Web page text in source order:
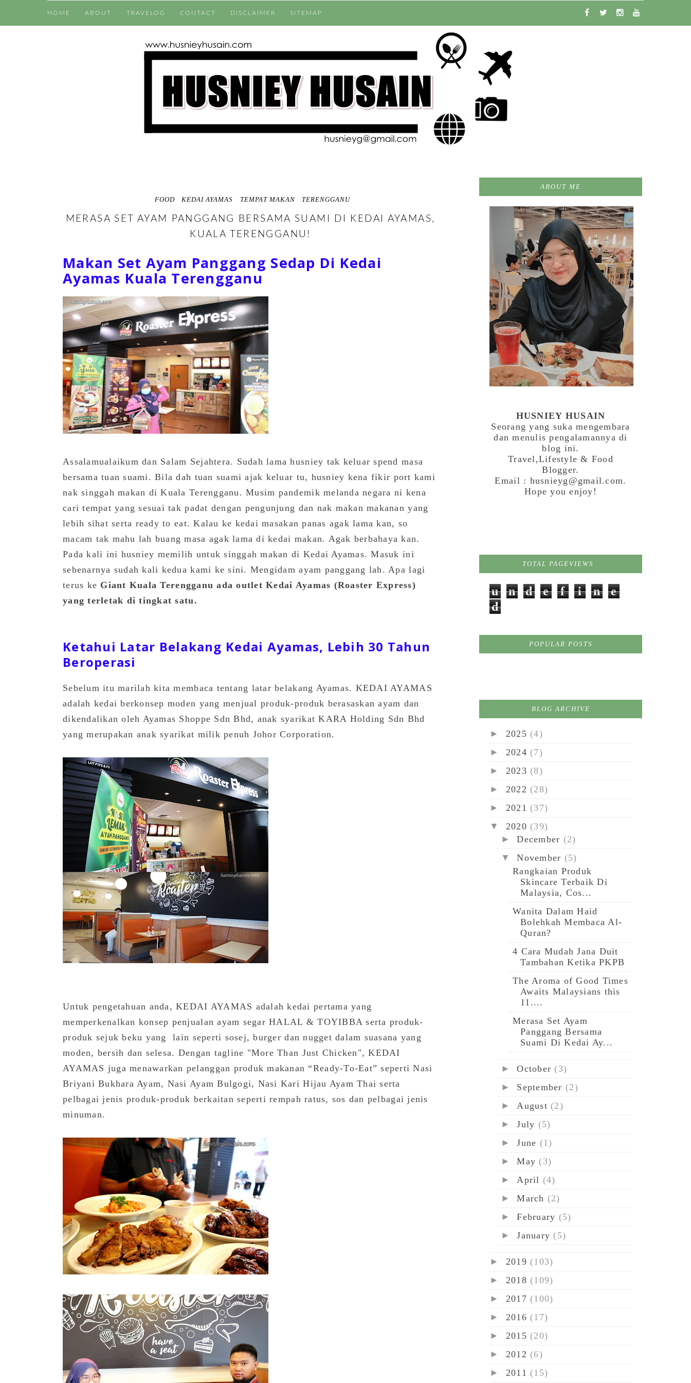
HOME ABOUT TRAVELOG CONTACT DISCLAIMER SITEMAP
FOOD KEDAI AYAMAS TEMPAT MAKAN TERENGGANU
MERASA SET AYAM PANGGANG BERSAMA SUAMI DI KEDAI AYAMAS,
KUALA TERENGGANU!
Makan Set Ayam Panggang Sedap Di Kedai
Ayamas Kuala Terengganu
Assalamualaikum dan Salam Sejahtera. Sudah lama husniey tak keluar spend masa
bersama tuan suami. Bila dah tuan suami ajak keluar tu, husniey kena fikir port kami
nak singgah makan di Kuala Terengganu. Musim pandemik melanda negara ni kena
cari tempat yang sesuai tak padat dengan pengunjung dan nak makan makanan yang
lebih sihat serta ready to eat. Kalau ke kedai masakan panas agak lama kan, so
macam tak mahu lah buang masa agak lama di kedai makan. Agak berbahaya kan.
Pada kali ini husniey memilih untuk singgah makan di Kedai Ayamas. Masuk ini
sebenarnya sudah kali kedua kami ke sini. Mengidam ayam panggang lah. Apa lagi
terus ke Giant Kuala Terengganu ada outlet Kedai Ayamas (Roaster Express)
yang terletak di tingkat satu.
Ketahui Latar Belakang Kedai Ayamas, Lebih 30 Tahun
Beroperasi
Sebelum itu marilah kita membaca tentang latar belakang Ayamas. KEDAI AYAMAS
adalah kedai berkonsep moden yang menjual produk-produk berasaskan ayam dan
dikendalikan oleh Ayamas Shoppe Sdn Bhd, anak syarikat KARA Holding Sdn Bhd
yang merupakan anak syarikat milik penuh Johor Corporation.
Untuk pengetahuan anda, KEDAI AYAMAS adalah kedai pertama yang
memperkenalkan konsep penjualan ayam segar HALAL & TOYIBBA serta produk-
produk sejuk beku yang lain seperti sosej, burger dan nugget dalam suasana yang
moden, bersih dan selesa. Dengan tagline "More Than Just Chicken", KEDAI
AYAMAS juga menawarkan pelanggan produk makanan “Ready-To-Eat” seperti Nasi
Briyani Bukhara Ayam, Nasi Ayam Bulgogi, Nasi Kari Hijau Ayam Thai serta
pelbagai jenis produk-produk berkaitan seperti rempah ratus, sos dan pelbagai jenis
minuman.
ABOUT ME
HUSNIEY HUSAIN
Seorang yang suka mengembara
dan menulis pengalamannya di
blog ini.
Travel,Lifestyle & Food
Blogger.
Email : husnieyg@gmail.com.
Hope you enjoy!
TOTAL PAGEVIEWS
u n d e f i n
e
d
POPULAR POSTS
BLOG ARCHIVE
► 2025 (4)
► 2024 (7)
► 2023 (8)
► 2022 (28)
► 2021 (37)
▼ 2020 (39)
►December (2)
▼November (5)
Rangkaian Produk
Skincare Terbaik Di
Malaysia, Cos...
Wanita Dalam Haid
Bolehkah Membaca Al-
Quran?
4 Cara Mudah Jana Duit
Tambahan Ketika PKPB
The Aroma of Good Times
Awaits Malaysians this
11....
Merasa Set Ayam
Panggang Bersama
Suami Di Kedai Ay...
►October (3)
► September (2)
► August (2)
►July (5)
►June (1)
►May (3)
► April (4)
►March (2)
►February (5)
►January (5)
► 2019 (103)
► 2018 (109)
► 2017 (100)
► 2016 (17)
► 2015 (20)
► 2012 (6)
► 2011 (15)